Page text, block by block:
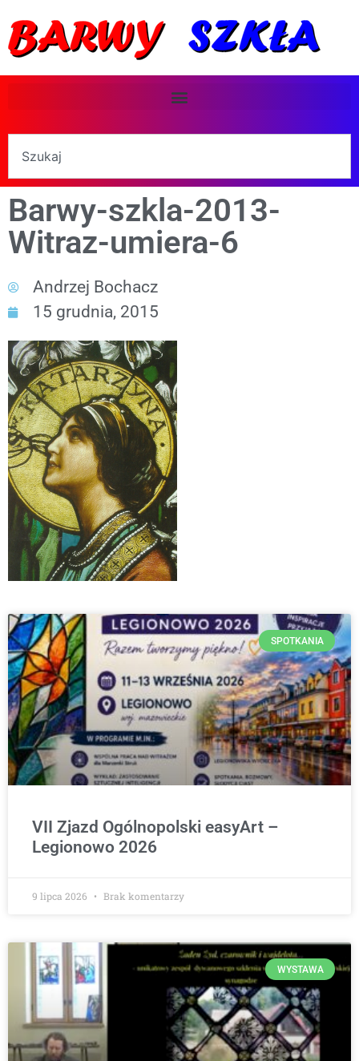
Barwy-szkla-2013-
Witraz-umiera-6
Andrzej Bochacz
15 grudnia, 2015
SPOTKANIA
VII Zjazd Ogólnopolski easyArt –
Legionowo 2026
9 lipca 2026 Brak komentarzy
WYSTAWA